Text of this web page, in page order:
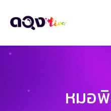
หมอ